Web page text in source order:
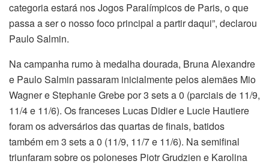
categoria estará nos Jogos Paralímpicos de Paris, o que
passa a ser o nosso foco principal a partir daqui”, declarou
Paulo Salmin.
Na campanha rumo à medalha dourada, Bruna Alexandre
e Paulo Salmin passaram inicialmente pelos alemães Mio
Wagner e Stephanie Grebe por 3 sets a 0 (parciais de 11/9,
11/4 e 11/6). Os franceses Lucas Didier e Lucie Hautiere
foram os adversários das quartas de finais, batidos
também em 3 sets a 0 (11/9, 11/7 e 11/6). Na semifinal
triunfaram sobre os poloneses Piotr Grudzien e Karolina